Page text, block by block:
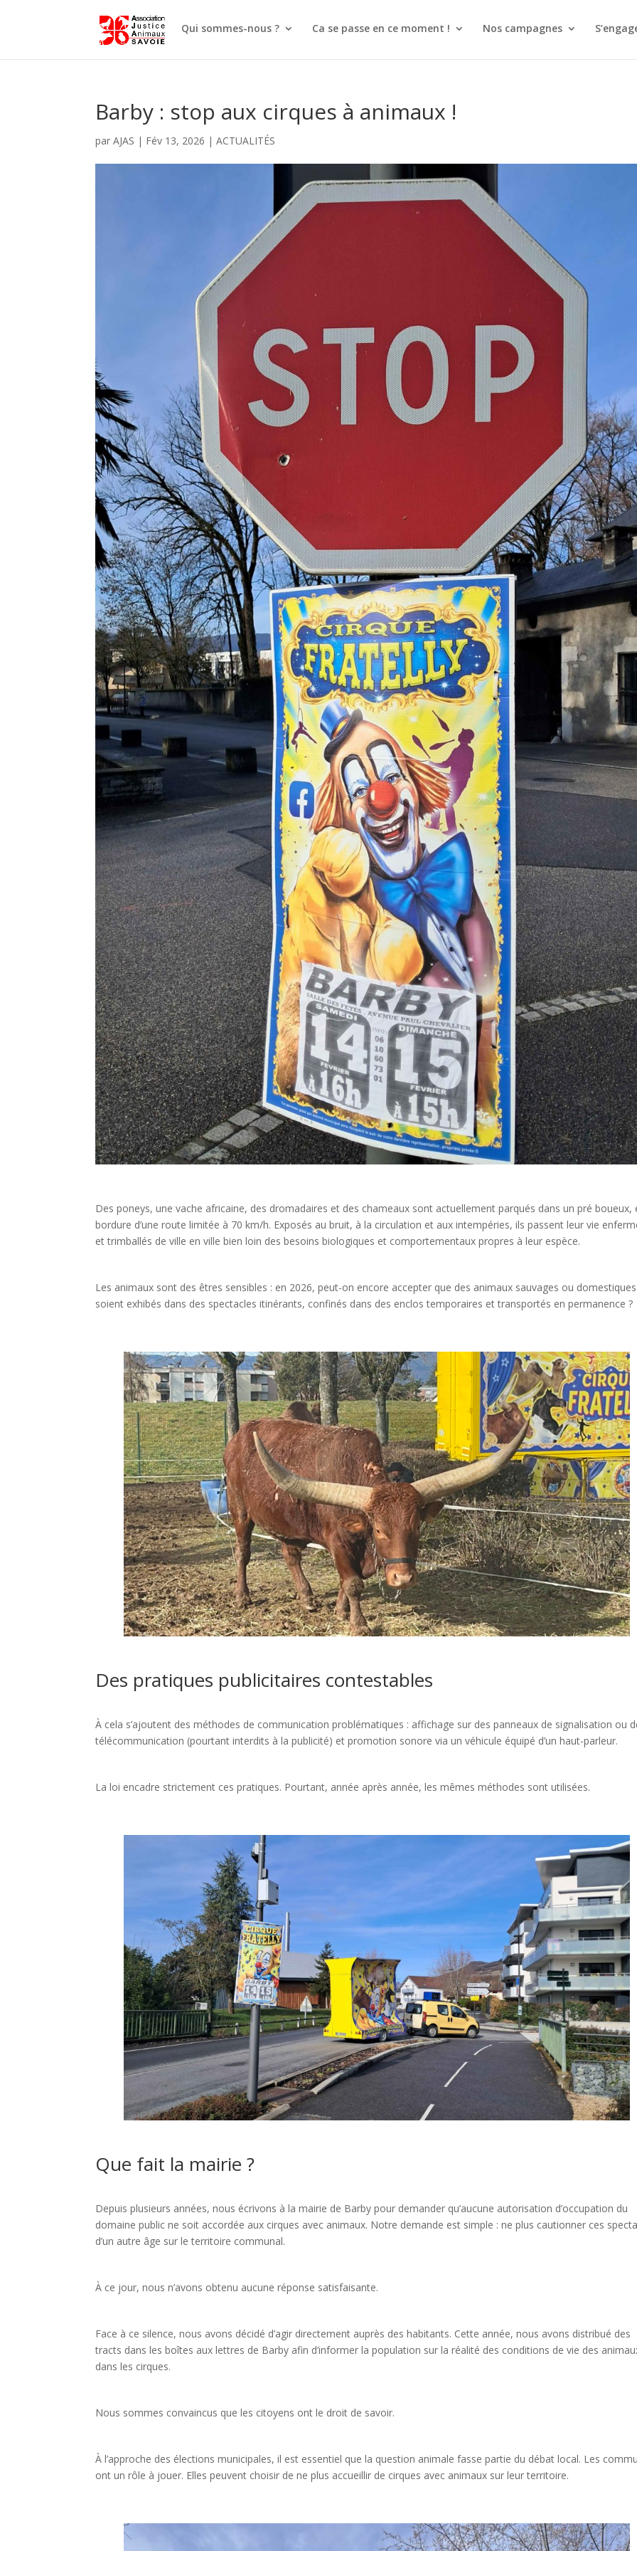
Qui sommes-nous ? Ca se passe en ce moment ! Nos campagnes
Barby : stop aux cirques à animaux !
parAJAS | Fév 13, 2026 |ACTUALITÉS
Des poneys, une vache africaine, des dromadaires et des chameaux sont actuellement parqués dans un pré boueux,
bordure d’une route limitée à 70 km/h. Exposés au bruit, à la circulation et aux intempéries, ils passent leur vie
et trimballés de ville en ville bien loin des besoins biologiques et comportementaux propres à leur espèce.
Les animaux sont des êtres sensibles : en 2026, peut-on encore accepter que des animaux sauvages ou domestiques
soient exhibés dans des spectacles itinérants, confinés dans des enclos temporaires et transportés en permanence ?
Des pratiques publicitaires contestables
À cela s’ajoutent des méthodes de communication problématiques : affichage sur des panneaux de signalisation ou
télécommunication (pourtant interdits à la publicité) et promotion sonore via un véhicule équipé d’un haut-parleur.
La loi encadre strictement ces pratiques. Pourtant, année après année, les mêmes méthodes sont utilisées.
Que fait la mairie ?
Depuis plusieurs années, nous écrivons à la mairie de Barby pour demander qu’aucune autorisation d’occupation du
domaine public ne soit accordée aux cirques avec animaux. Notre demande est simple : ne plus cautionner ces
d’un autre âge sur le territoire communal.
À ce jour, nous n’avons obtenu aucune réponse satisfaisante.
Face à ce silence, nous avons décidé d’agir directement auprès des habitants. Cette année, nous avons distribué des
tracts dans les boîtes aux lettres de Barby afin d’informer la population sur la réalité des conditions de vie des
dans les cirques.
Nous sommes convaincus que les citoyens ont le droit de savoir.
À l’approche des élections municipales, il est essentiel que la question animale fasse partie du débat local. Les
ont un rôle à jouer. Elles peuvent choisir de ne plus accueillir de cirques avec animaux sur leur territoire.